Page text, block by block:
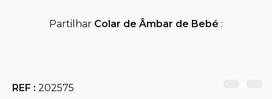
Partilhar Colar de Âmbar de Bebé :
REF : 202575